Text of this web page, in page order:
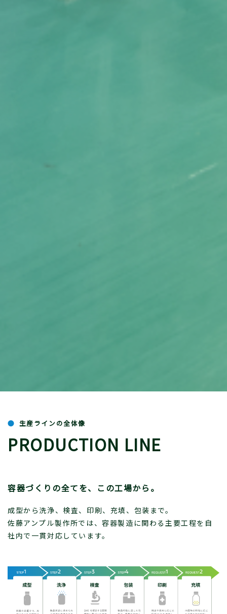
PRODUCTION LINE
生産ラインの全体像
容器づくりの全てを、この工場から。
成型から洗浄、検査、印刷、充填、包装まで。
佐藤アンプル製作所では、容器製造に関わる主要工程を自
社内で一貫対応しています。